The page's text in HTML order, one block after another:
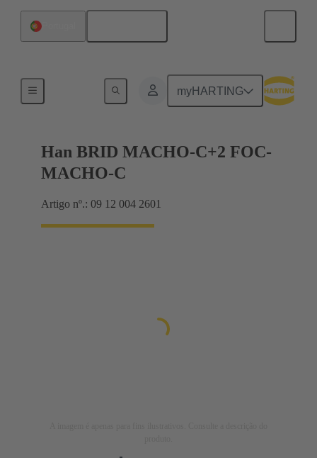
myHARTING
Han BRID MACHO-C+2 FOC-
MACHO-C
Artigo nº.: 09 12 004 2601